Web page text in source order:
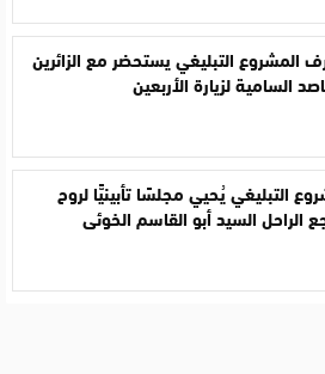
المشروع التبليغي يستحضر مع الزائرين
السامية لزيارة الأربعين
التبليغي يُحيي مجلسًا تأبينيًّا لروح
الراحل السيد أبو القاسم الخوئي